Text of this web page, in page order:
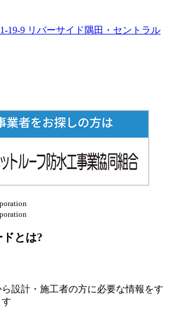
19-9 リバーサイド隅田・セントラル
ドとは?
ら設計・施工者の方に必要な情報をす